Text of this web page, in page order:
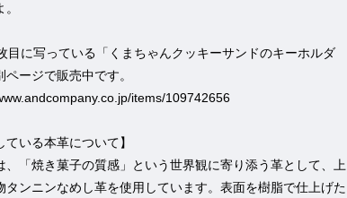
目に写っている「くまちゃんクッキーサンドのキーホルダ
ページで販売中です。
items/109742656
ている本革について】
、「焼き菓子の質感」という世界観に寄り添う革として、上
タンニンなめし革を使用しています。表面を樹脂で仕上げた